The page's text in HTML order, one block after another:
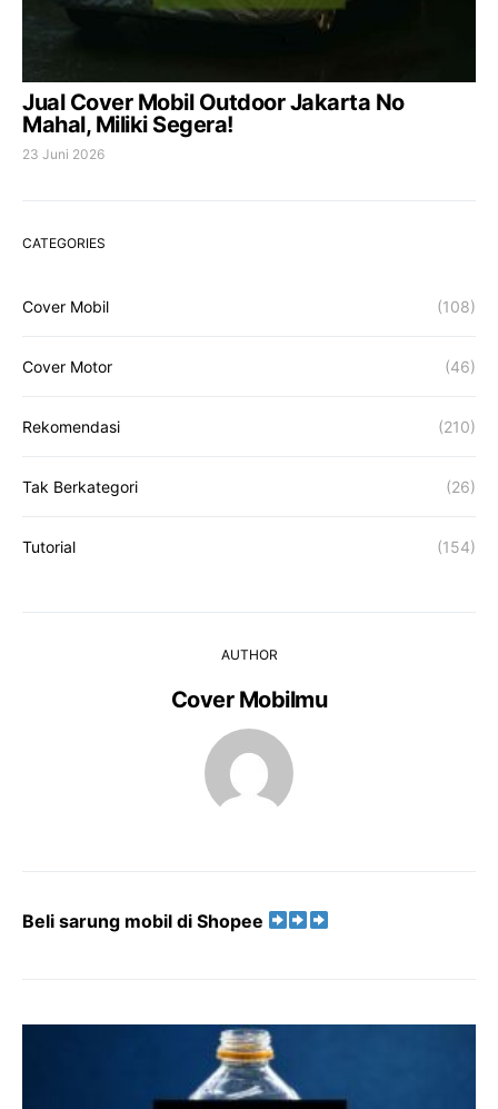
Jual Cover Mobil Outdoor Jakarta No
Mahal, Miliki Segera!
23 Juni 2026
CATEGORIES
Cover Mobil (108)
Cover Motor (46)
Rekomendasi (210)
Tak Berkategori (26)
Tutorial (154)
AUTHOR
Cover Mobilmu
Beli sarung mobil di Shopee